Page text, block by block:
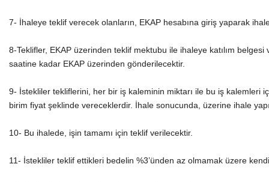
7- İhaleye teklif verecek olanların, EKAP hesabına giriş yaparak
8-Teklifler, EKAP üzerinden teklif mektubu ile ihaleye katılım
saatine kadar EKAP üzerinden gönderilecektir.
9- İstekliler tekliflerini, her bir iş kaleminin miktarı ile bu iş kalemleri
birim fiyat şeklinde vereceklerdir. İhale sonucunda, üzerine ihale
10- Bu ihalede, işin tamamı için teklif verilecektir.
11- İstekliler teklif ettikleri bedelin %3’ünden az olmamak üzere